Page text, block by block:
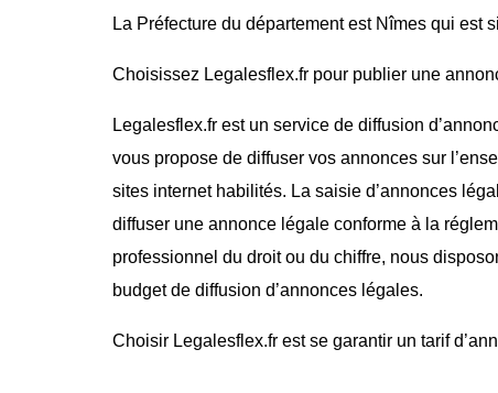
La Préfecture du département est Nîmes qui est
Choisissez Legalesflex.fr pour publier une
Legalesflex.fr est un service de diffusion
vous propose de diffuser vos annonces sur
sites internet habilités. La saisie d’annonces
diffuser une annonce légale conforme à la
professionnel du droit ou du chiffre, nous
budget de diffusion d’annonces légales.
Choisir Legalesflex.fr est se garantir un tarif